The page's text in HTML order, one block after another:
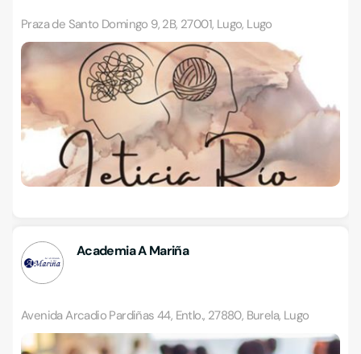
Praza de Santo Domingo 9, 2B, 27001, Lugo, Lugo
Academia A Mariña
Avenida Arcadio Pardiñas 44, Entlo., 27880, Burela, Lugo